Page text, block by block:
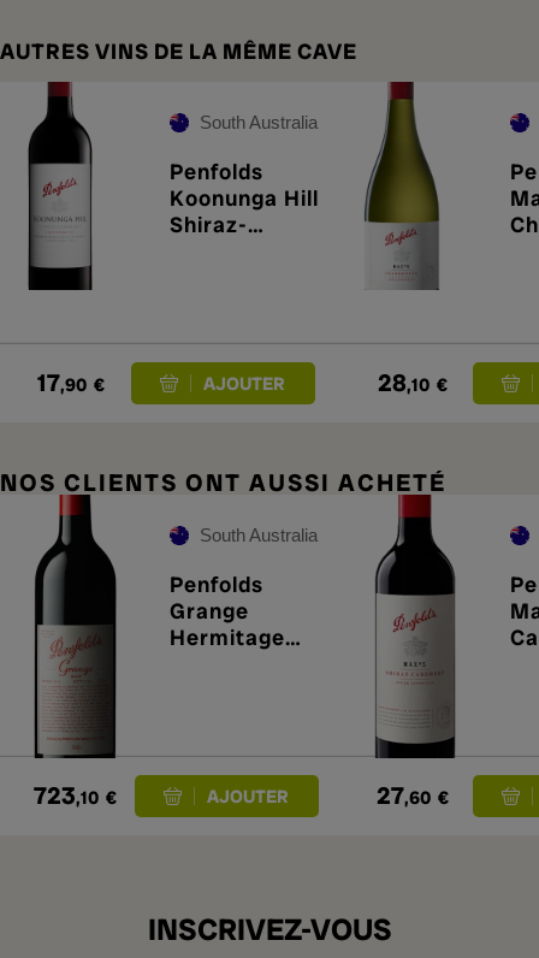
AUTRES VINS DE LA MÊME CAVE
South Australia
Penfolds
Koonunga Hill
Shiraz-
17,90 € 28,10 €
NOS CLIENTS ONT AUSSI ACHETÉ
South Australia
Penfolds
Grange
Hermitage
723,10 € 27,60 €
INSCRIVEZ-VOUS